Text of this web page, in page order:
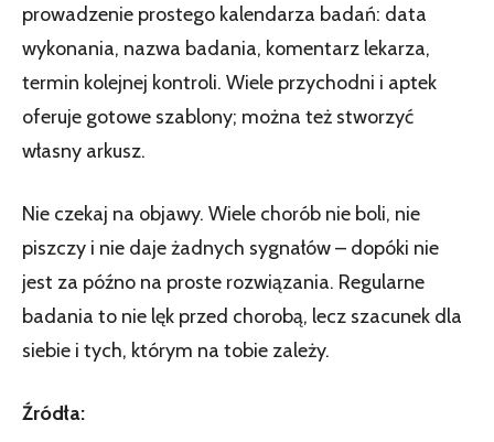
prowadzenie prostego kalendarza badań: data
wykonania, nazwa badania, komentarz lekarza,
termin kolejnej kontroli. Wiele przychodni i aptek
oferuje gotowe szablony; można też stworzyć
własny arkusz.
Nie czekaj na objawy. Wiele chorób nie boli, nie
piszczy i nie daje żadnych sygnałów – dopóki nie
jest za późno na proste rozwiązania. Regularne
badania to nie lęk przed chorobą, lecz szacunek dla
siebie i tych, którym na tobie zależy.
Źródła: